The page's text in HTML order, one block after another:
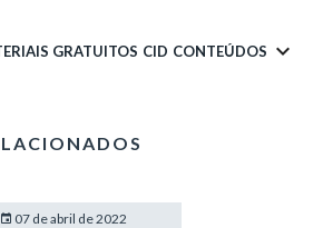
GRATUITOS CID CONTEÚDOS
07 de abril de 2022